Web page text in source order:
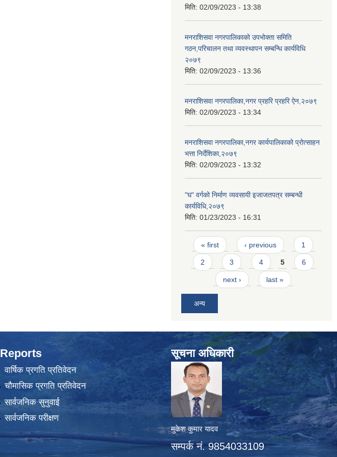
मिति: 02/09/2023 - 13:38
मनराशिसवा नगरपालिकाको उपभोक्ता समिति
गठन,परिचालन तथा व्यवस्थापन सम्बन्धि कार्यविधि
२०७९
मिति: 02/09/2023 - 13:36
मनराशिसवा नगरपालिका,नगर प्रहरि प्रहरि ऐन,२०७९
मिति: 02/09/2023 - 13:34
मनराशिसवा नगरपालिका,नगर कार्यपालिकाको प्रोत्साहन
भत्ता निर्देशिका,२०७९
मिति: 02/09/2023 - 13:32
"घ" वर्गको निर्माण व्यवसायी इजाजतपत्र सम्बन्धी
कार्यविधि,२०७९
मिति: 01/23/2023 - 16:31
Pages
« first ‹ previous 1
2 3 4 5 6
next › last »
अन्य
Reports
वार्षिक प्रगति प्रतिवेदन
चौमासिक प्रगति प्रतिवेदन
सार्वजनिक सुनुवाई
सार्वजनिक परीक्षण
सूचना अधिकारी
मुकेश कुमार यादव
सम्पर्क नं. 9854033109